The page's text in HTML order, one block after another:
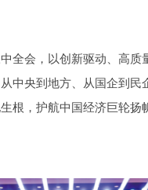
全会，以创新驱动、高
中央到地方、从国企到
根，护航中国经济巨轮扬